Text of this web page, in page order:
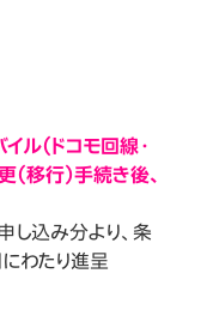
ル（ドコモ回線・
移行）手続き後、
込み分より、条
わたり進呈